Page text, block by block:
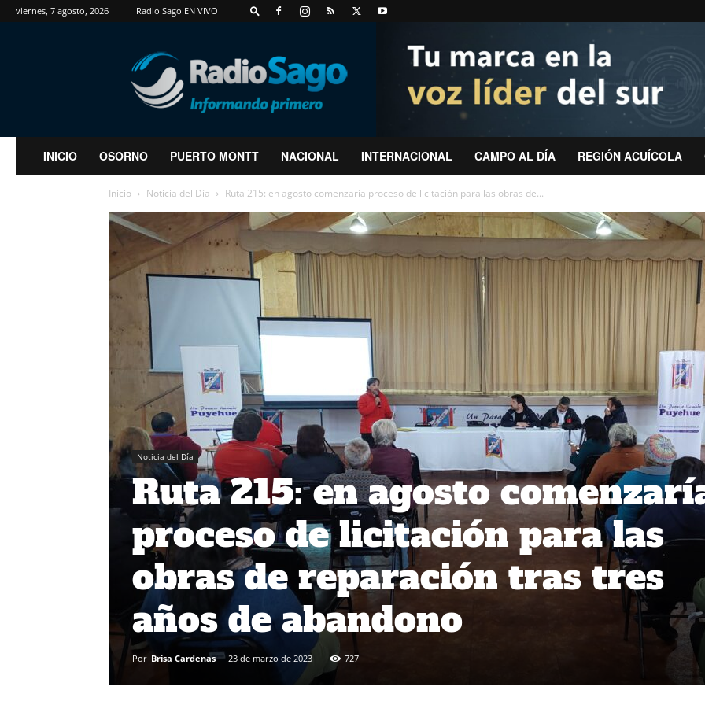
viernes, 7 agosto, 2026 Radio Sago EN VIVO
RadioSago
INICIO OSORNO PUERTO MONTT NACIONAL INTERNACIONAL CAMPO AL DÍA REGIÓN ACUÍCOLA
Inicio Noticia del Día Ruta 215: en agosto comenzaría proceso de licitación para las obras de...
Noticia del Día
Ruta 215: en agosto
proceso de licitación para las
obras de reparación tras tres
años de abandono
Por Brisa Cardenas - 23 de marzo de 2023 727